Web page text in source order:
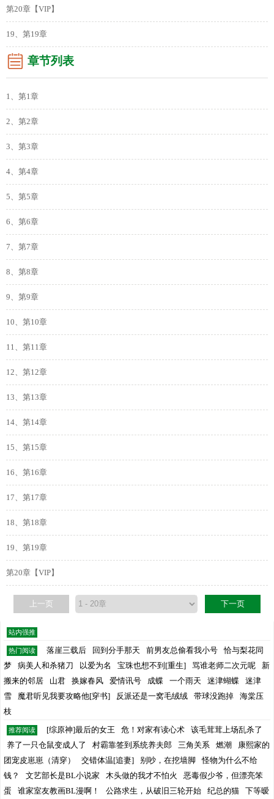
第20章【VIP】
19、第19章
章节列表
1、第1章
2、第2章
3、第3章
4、第4章
5、第5章
6、第6章
7、第7章
8、第8章
9、第9章
10、第10章
11、第11章
12、第12章
13、第13章
14、第14章
15、第15章
16、第16章
17、第17章
18、第18章
19、第19章
第20章【VIP】
上一页 下一页
站内强推
热门阅读 落崖三载后 回到分手那天 前男友总偷看我小号
恰与梨花同
梦
病美人和杀猪刀 以爱为名 宝珠也想不到[重生] 骂谁老师二次元呢
新
搬来的邻居
山君 换嫁春风 爱情讯号 成蝶 一个雨天 迷津蝴蝶
迷津
雪
魔君听见我要攻略他[穿书] 反派还是一窝毛绒绒 带球没跑掉
海棠压
枝
推荐阅读 [综原神]最后的女王 危！对家有读心术
该毛茸茸上场乱杀了
养了一只仓鼠变成人了
村霸靠签到系统养夫郎 三角关系 燃潮
康熙家的
团宠皮崽崽（清穿）
交错体温[追妻] 别吵，在挖墙脚
怪物为什么不给
钱？
文艺部长是BL小说家 木头做的我才不怕火
恶毒假少爷，但漂亮笨
蛋
谁家室友教画BL漫啊！ 公路求生，从破旧三轮开始 纪总的猫 下等暧